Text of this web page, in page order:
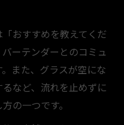
おすすめを教えてくだ
ーテンダーとのコミュ
また、グラスが空にな
など、流れを止めずに
の一つです。